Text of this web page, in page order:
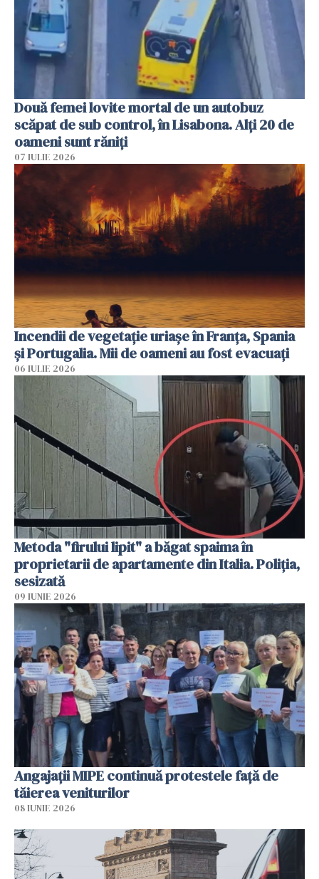
Două femei lovite mortal de un autobuz
scăpat de sub control, în Lisabona. Alți 20 de
oameni sunt răniți
07 IULIE 2026
Incendii de vegetație uriașe în Franța, Spania
și Portugalia. Mii de oameni au fost evacuați
06 IULIE 2026
Metoda "firului lipit" a băgat spaima în
proprietarii de apartamente din Italia. Poliția,
sesizată
09 IUNIE 2026
Angajaţii MIPE continuă protestele faţă de
tăierea veniturilor
08 IUNIE 2026